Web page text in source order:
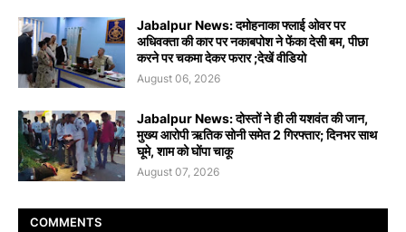
Jabalpur News: दमोहनाका फ्लाई ओवर पर
अधिवक्ता की कार पर नकाबपोश ने फेंका देसी बम, पीछा
करने पर चकमा देकर फरार ;देखें वीडियो
August 06, 2026
Jabalpur News: दोस्तों ने ही ली यशवंत की जान,
मुख्य आरोपी ऋतिक सोनी समेत 2 गिरफ्तार; दिनभर साथ
घूमे, शाम को घोंपा चाकू
August 07, 2026
COMMENTS